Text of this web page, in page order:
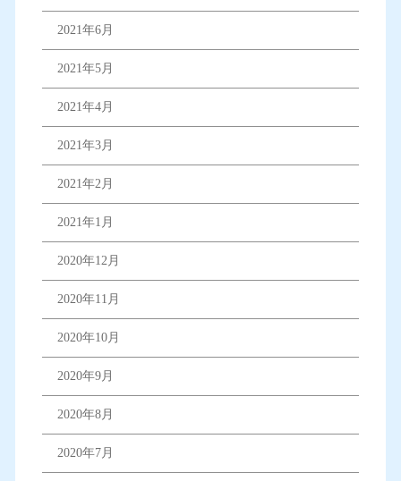
2021年6月
2021年5月
2021年4月
2021年3月
2021年2月
2021年1月
2020年12月
2020年11月
2020年10月
2020年9月
2020年8月
2020年7月